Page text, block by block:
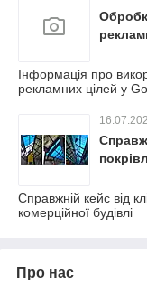
Інформація про
рекламних цілей у
Справжній кейс від
комерційної будівлі
Про нас